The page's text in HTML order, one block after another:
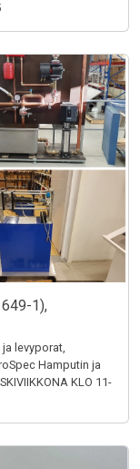
1),
levyporat,
Hamputin ja
KLO 11-